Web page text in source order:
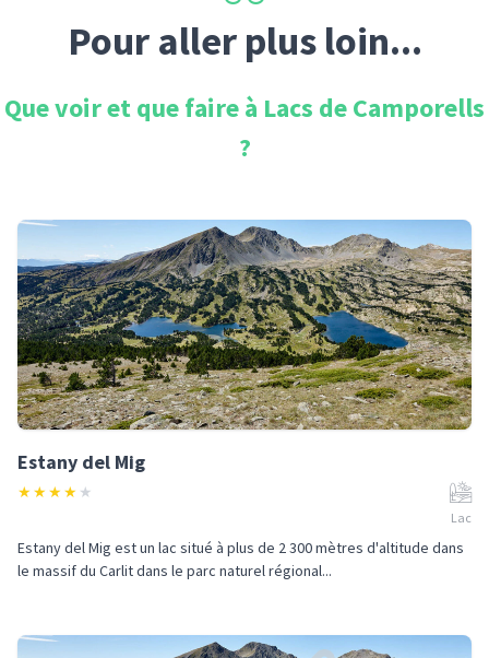
Pour aller plus loin...
Que voir et que faire à Lacs de Camporells
?
Estany del Mig
★★★★ ★
Lac
Estany del Mig est un lac situé à plus de 2 300 mètres d'altitude dans
le massif du Carlit dans le parc naturel régional...